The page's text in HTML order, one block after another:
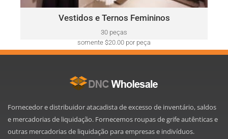
Vestidos e Ternos Femininos
30 peças
somente $20.00 por peça
Clique Aqui
Fornecedor e distribuidor atacadista de excesso de inventário, saldos
e mercadorias de liquidação. Fornecemos roupas de grife autênticas e
outras mercadorias de liquidação para empresas e indivíduos.